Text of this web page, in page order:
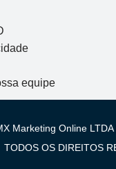
equipe
Marketing Online
TODOS OS DIREITOS